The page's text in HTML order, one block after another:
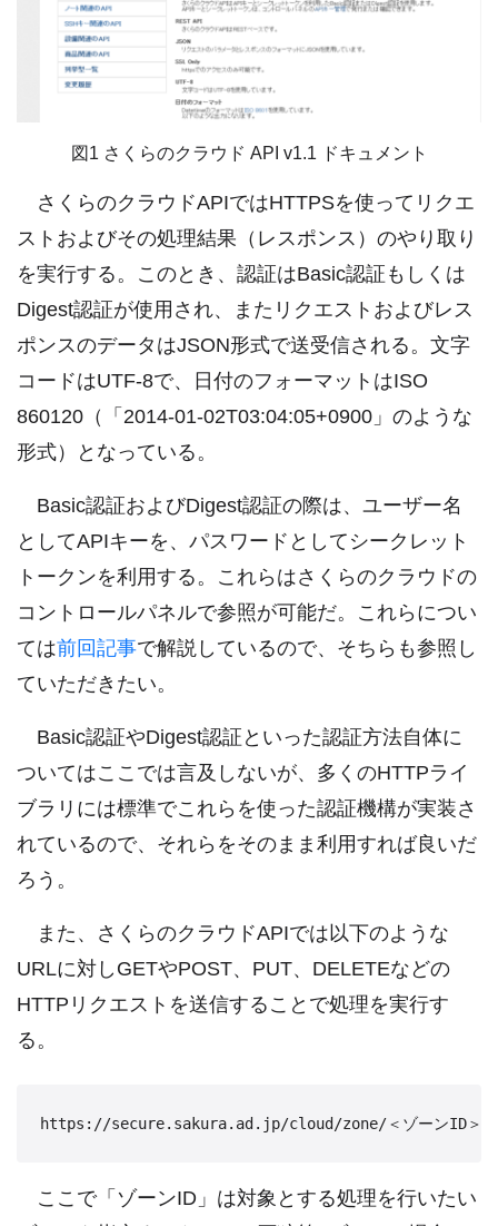
図1 さくらのクラウド API v1.1 ドキュメント
さくらのクラウドAPIではHTTPSを使ってリクエ
ストおよびその処理結果（レスポンス）のやり取り
を実行する。このとき、認証はBasic認証もしくは
Digest認証が使用され、またリクエストおよびレス
ポンスのデータはJSON形式で送受信される。文字
コードはUTF-8で、日付のフォーマットはISO
860120（「2014-01-02T03:04:05+0900」のような
形式）となっている。
Basic認証およびDigest認証の際は、ユーザー名
としてAPIキーを、パスワードとしてシークレット
トークンを利用する。これらはさくらのクラウドの
コントロールパネルで参照が可能だ。これらについ
ては前回記事で解説しているので、そちらも参照し
ていただきたい。
Basic認証やDigest認証といった認証方法自体に
ついてはここでは言及しないが、多くのHTTPライ
ブラリには標準でこれらを使った認証機構が実装さ
れているので、それらをそのまま利用すれば良いだ
ろう。
また、さくらのクラウドAPIでは以下のような
URLに対しGETやPOST、PUT、DELETEなどの
HTTPリクエストを送信することで処理を実行す
る。
ここで「ゾーンID」は対象とする処理を行いたい